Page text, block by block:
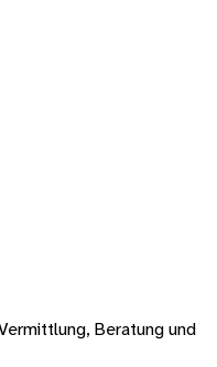
Beratung und